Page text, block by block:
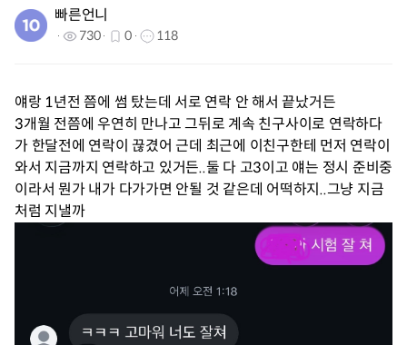
빠른언니
730 0 118
얘랑 1년전 쯤에 썸 탔는데 서로 연락 안 해서 끝났거든
3개월 전쯤에 우연히 만나고 그뒤로 계속 친구사이로 연락하다
가 한달전에 연락이 끊겼어 근데 최근에 이친구한테 먼저 연락이
와서 지금까지 연락하고 있거든..둘 다 고3이고 얘는 정시 준비중
이라서 뭔가 내가 다가가면 안될 것 같은데 어떡하지..그냥 지금
처럼 지낼까